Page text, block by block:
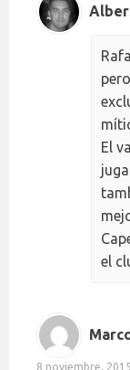
El
el
8 noviembre,